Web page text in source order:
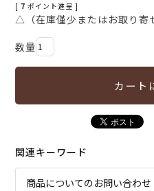
[ 7 ポイント進呈 ]
△（在庫僅少またはお取り寄
カート
関連キーワード
商品についてのお問い合わせ